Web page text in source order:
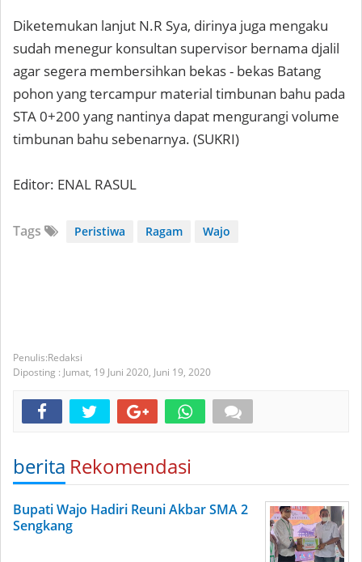
Diketemukan lanjut N.R Sya, dirinya juga mengaku
sudah menegur konsultan supervisor bernama djalil
agar segera membersihkan bekas - bekas Batang
pohon yang tercampur material timbunan bahu pada
STA 0+200 yang nantinya dapat mengurangi volume
timbunan bahu sebenarnya. (SUKRI)
Editor: ENAL RASUL
Tags Peristiwa Ragam Wajo
Redaksi
Diposting : Jumat, 19 Juni 2020, Juni 19, 2020
berita Rekomendasi
Bupati Wajo Hadiri Reuni Akbar SMA 2
Sengkang